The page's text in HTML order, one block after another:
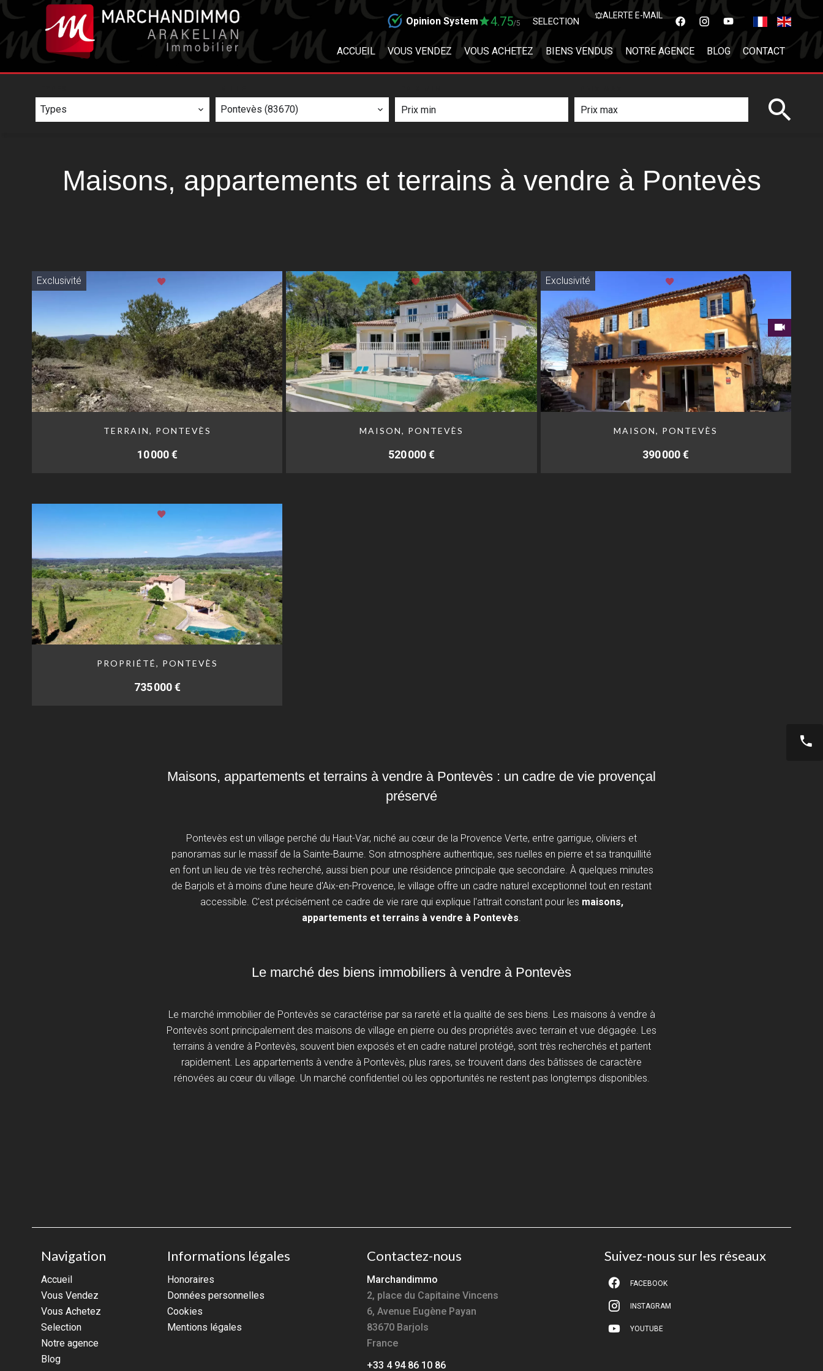
Opinion System 4.75/5 SELECTION
ALERTE E-MAIL
ACCUEIL VOUS VENDEZ VOUS ACHETEZ BIENS VENDUS NOTRE AGENCE BLOG CONTACT
Types Pontevès (83670)
Maisons, appartements et terrains à vendre à Pontevès
TERRAIN, PONTEVÈS
10 000 €
Exclusivité
MAISON, PONTEVÈS
520 000 €
MAISON, PONTEVÈS
390 000 €
Exclusivité
PROPRIÉTÉ, PONTEVÈS
735 000 €
Maisons, appartements et terrains à vendre à Pontevès : un cadre de vie provençal
préservé
Pontevès est un village perché du Haut-Var, niché au cœur de la Provence Verte, entre garrigue, oliviers et
panoramas sur le massif de la Sainte-Baume. Son atmosphère authentique, ses ruelles en pierre et sa tranquillité
en font un lieu de vie très recherché, aussi bien pour une résidence principale que secondaire. À quelques minutes
de Barjols et à moins d'une heure d'Aix-en-Provence, le village offre un cadre naturel exceptionnel tout en restant
accessible. C'est précisément ce cadre de vie rare qui explique l'attrait constant pour les maisons,
appartements et terrains à vendre à Pontevès.
Le marché des biens immobiliers à vendre à Pontevès
Le marché immobilier de Pontevès se caractérise par sa rareté et la qualité de ses biens. Les maisons à vendre à
Pontevès sont principalement des maisons de village en pierre ou des propriétés avec terrain et vue dégagée. Les
terrains à vendre à Pontevès, souvent bien exposés et en cadre naturel protégé, sont très recherchés et partent
rapidement. Les appartements à vendre à Pontevès, plus rares, se trouvent dans des bâtisses de caractère
rénovées au cœur du village. Un marché confidentiel où les opportunités ne restent pas longtemps disponibles.
Navigation
Accueil
Vous Vendez
Vous Achetez
Selection
Notre agence
Blog
Informations légales
Honoraires
Données personnelles
Cookies
Mentions légales
Contactez-nous
Marchandimmo
2, place du Capitaine Vincens
6, Avenue Eugène Payan
83670 Barjols
France
+33 4 94 86 10 86
Suivez-nous sur les réseaux
FACEBOOK
INSTAGRAM
YOUTUBE